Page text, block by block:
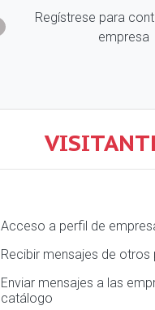
Regístrese para
empresa
Acceso a perfil de
Recibir mensajes de otros
Enviar mensajes a las
catálogo